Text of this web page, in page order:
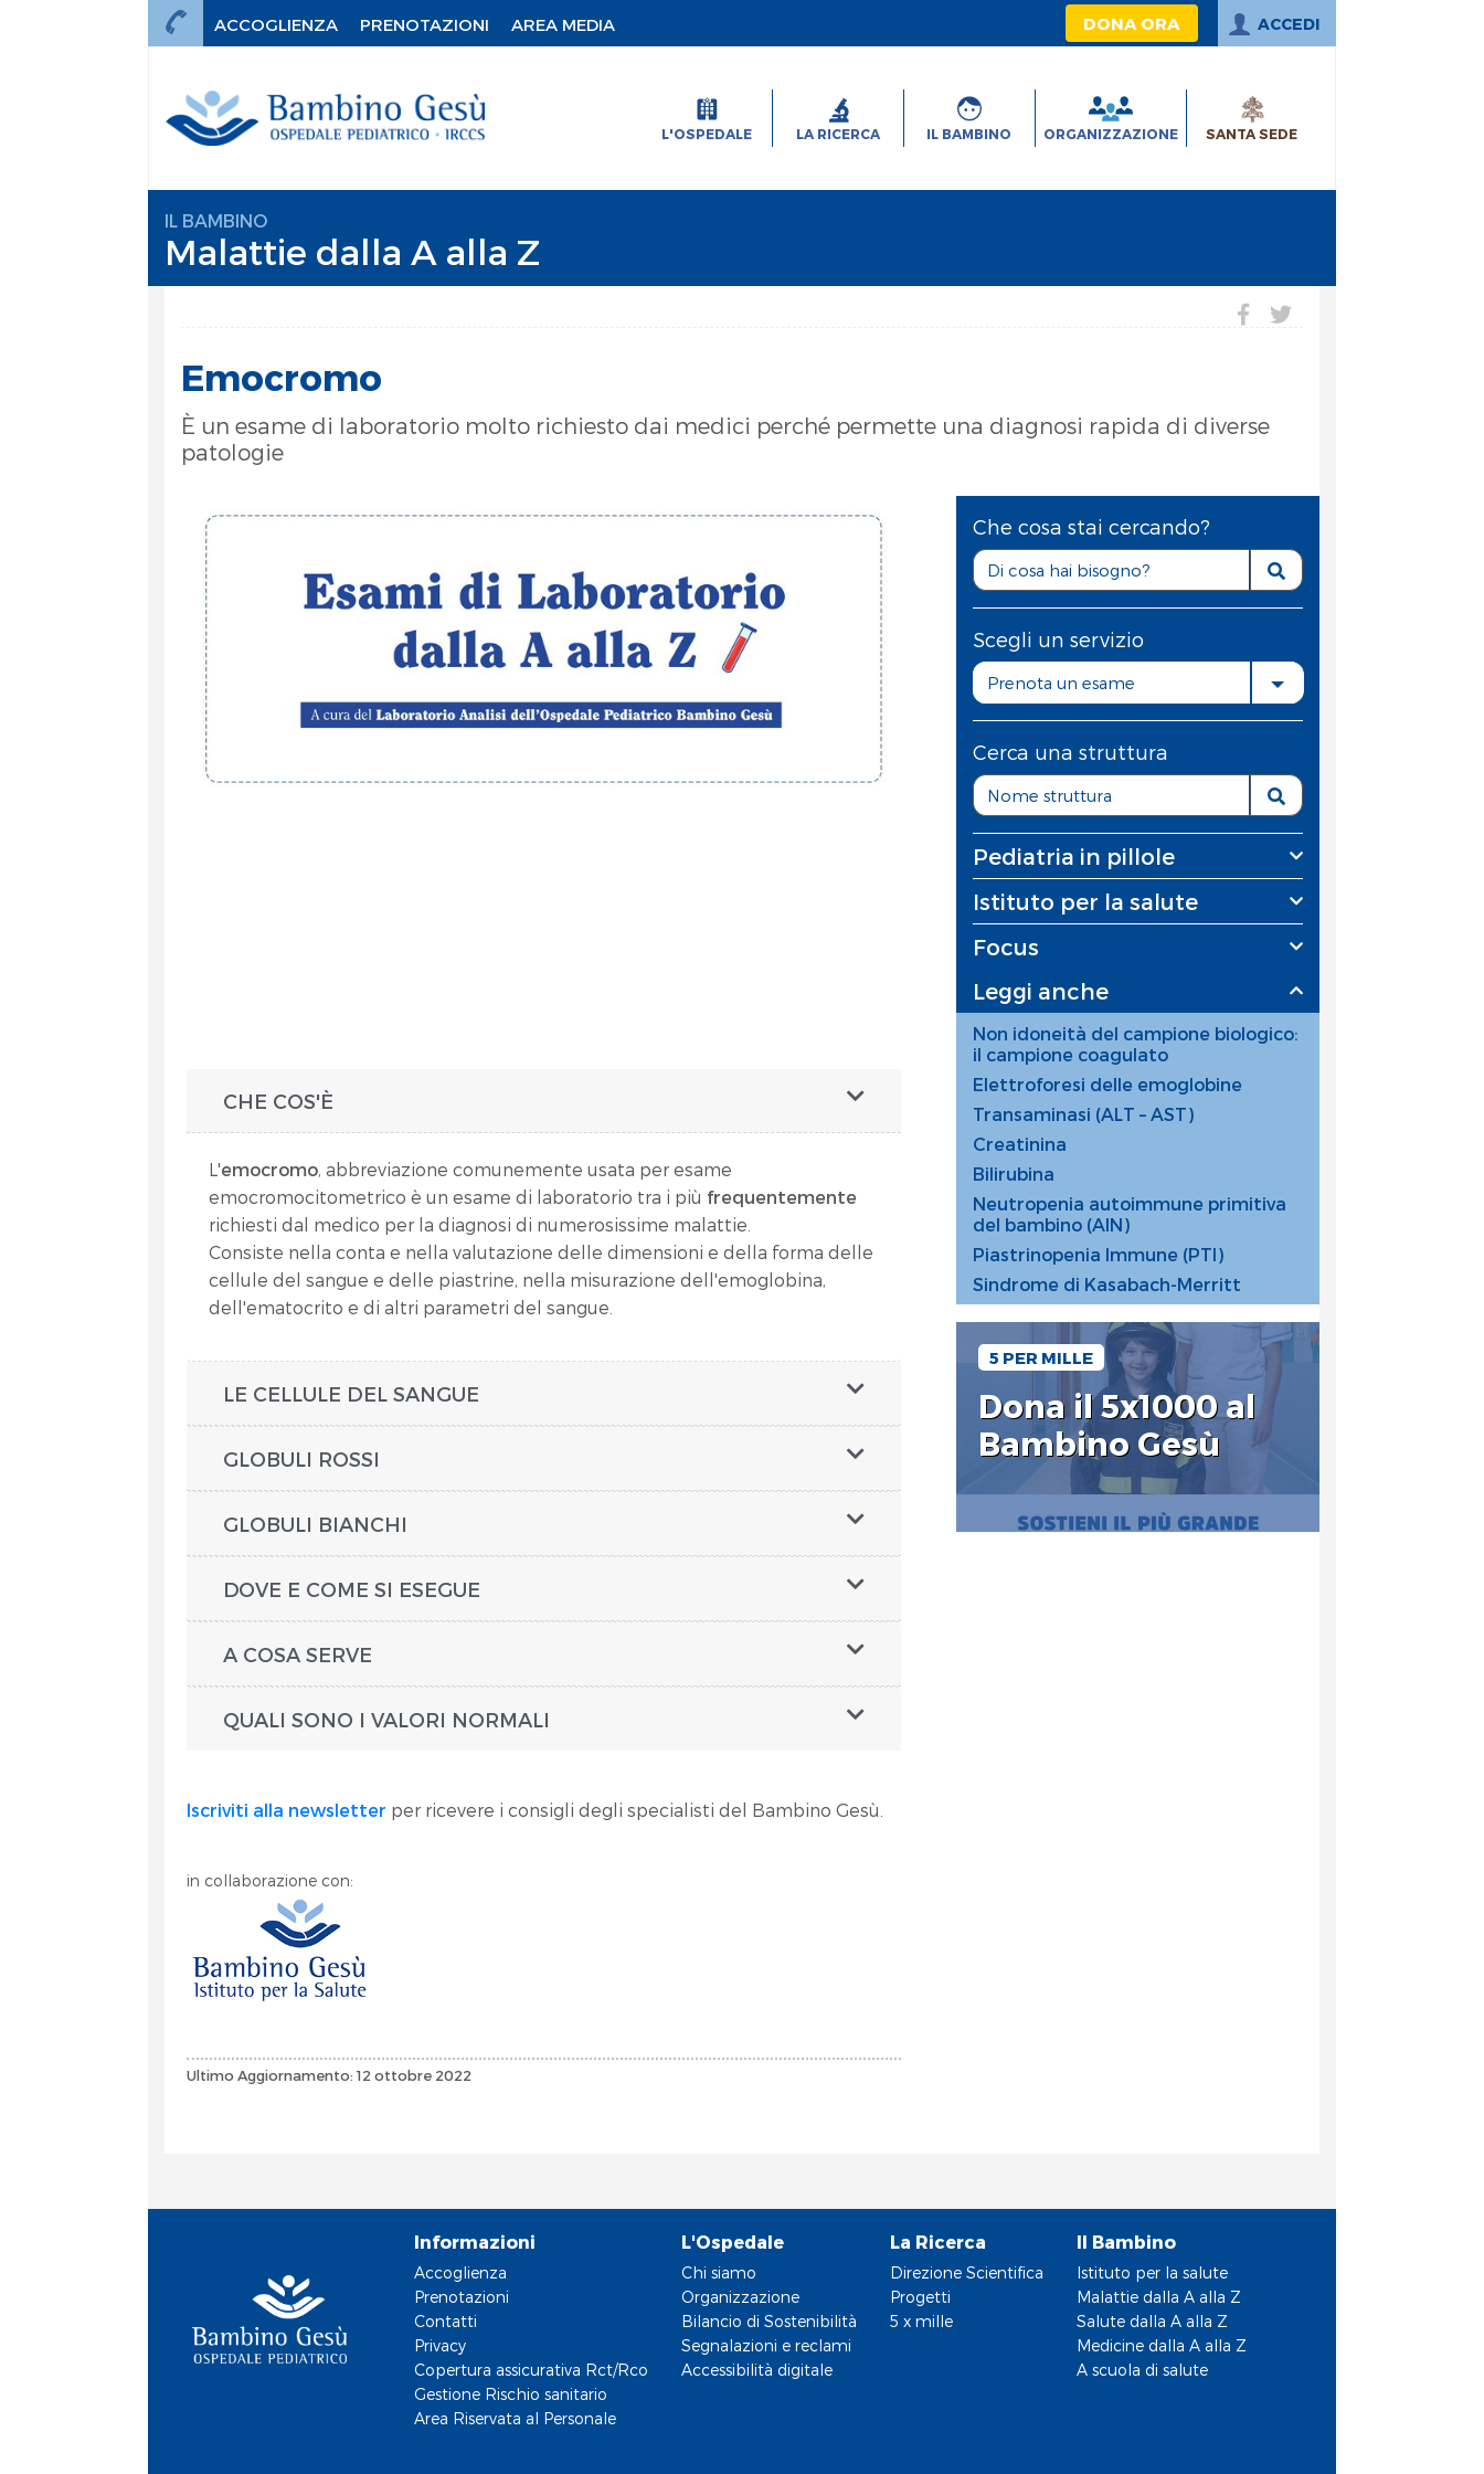
ACCOGLIENZA PRENOTAZIONI AREA MEDIA DONA ORA ACCEDI
L'OSPEDALE LA RICERCA IL BAMBINO ORGANIZZAZIONE SANTA SEDE
IL BAMBINO
Malattie dalla A alla Z
Emocromo
È un esame di laboratorio molto richiesto dai medici perché permette una diagnosi rapida di diverse
patologie
CHE COS'È
L'emocromo, abbreviazione comunemente usata per esame
emocromocitometrico è un esame di laboratorio tra i più frequentemente
richiesti dal medico per la diagnosi di numerosissime malattie.
Consiste nella conta e nella valutazione delle dimensioni e della forma delle
cellule del sangue e delle piastrine, nella misurazione dell'emoglobina,
dell'ematocrito e di altri parametri del sangue.
LE CELLULE DEL SANGUE
GLOBULI ROSSI
GLOBULI BIANCHI
DOVE E COME SI ESEGUE
A COSA SERVE
QUALI SONO I VALORI NORMALI
Iscriviti alla newsletter per ricevere i consigli degli specialisti del Bambino Gesù.
in collaborazione con:
Ultimo Aggiornamento: 12 ottobre 2022
Che cosa stai cercando?
Scegli un servizio
Prenota un esame
Cerca una struttura
Pediatria in pillole
Istituto per la salute
Focus
Leggi anche
Non idoneità del campione biologico:
il campione coagulato
Elettroforesi delle emoglobine
Transaminasi (ALT – AST)
Creatinina
Bilirubina
Neutropenia autoimmune primitiva
del bambino (AIN)
Piastrinopenia Immune (PTI)
Sindrome di Kasabach-Merritt
5 PER MILLE
Dona il 5x1000 al
Bambino Gesù
Informazioni
Accoglienza
Prenotazioni
Contatti
Privacy
Copertura assicurativa Rct/Rco
Gestione Rischio sanitario
Area Riservata al Personale
L'Ospedale
Chi siamo
Organizzazione
Bilancio di Sostenibilità
Segnalazioni e reclami
Accessibilità digitale
La Ricerca
Direzione Scientifica
Progetti
5 x mille
Il Bambino
Istituto per la salute
Malattie dalla A alla Z
Salute dalla A alla Z
Medicine dalla A alla Z
A scuola di salute